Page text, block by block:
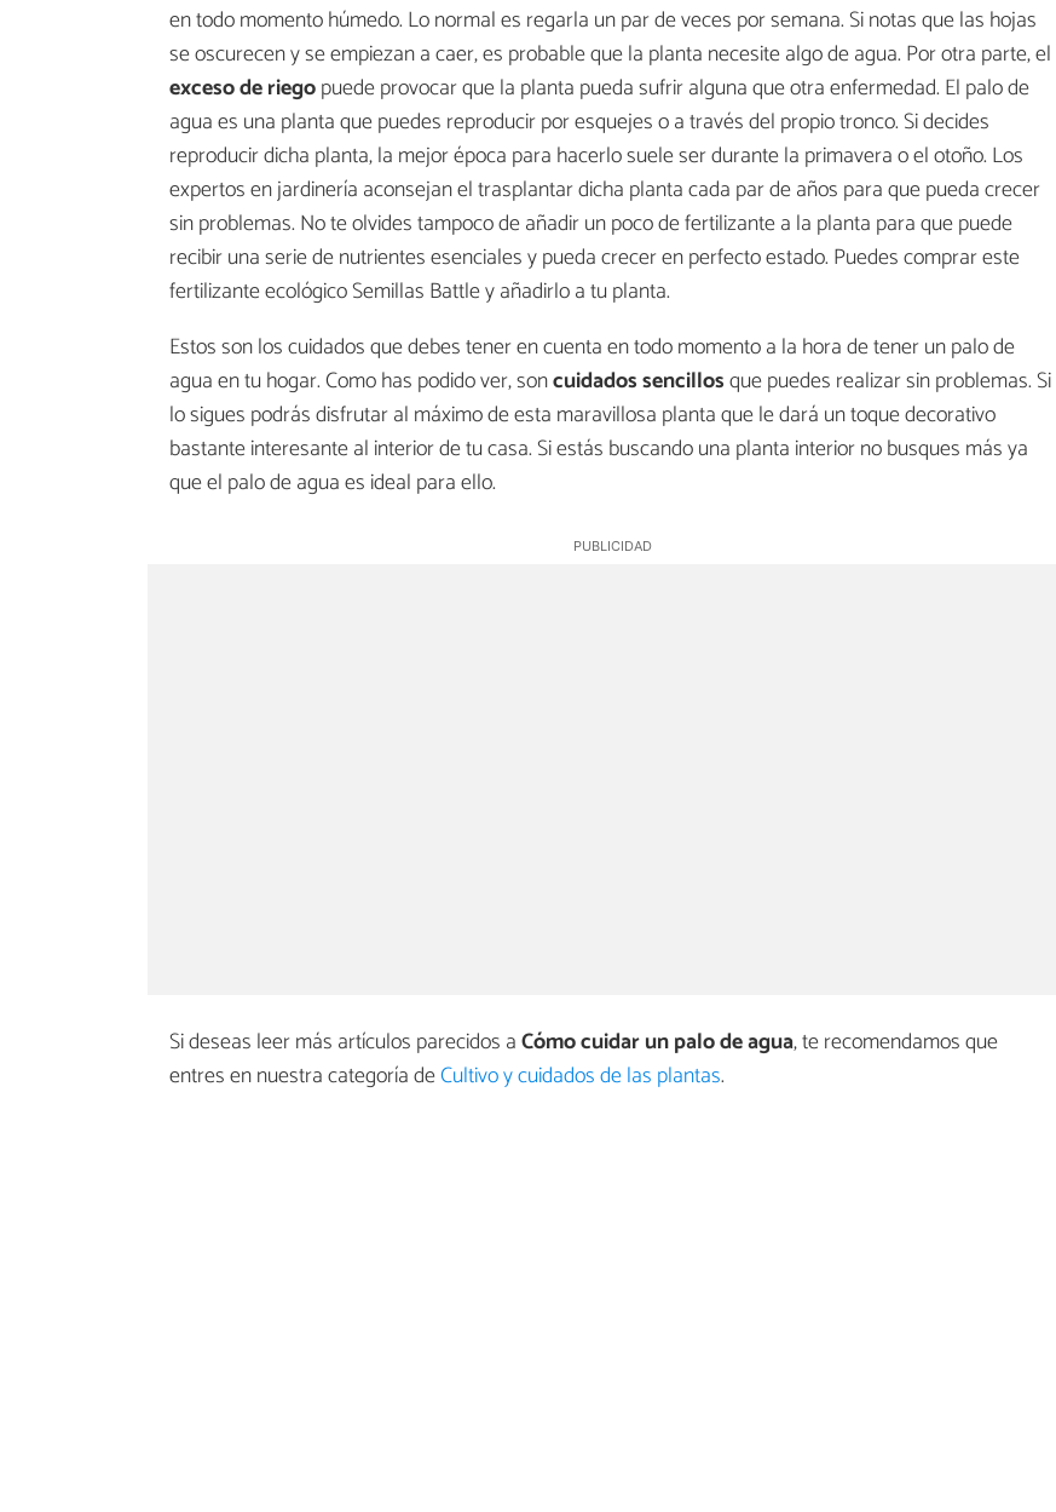
en todo momento húmedo. Lo normal es regarla un par de veces por semana. Si notas que las hojas
se oscurecen y se empiezan a caer, es probable que la planta necesite algo de agua. Por otra parte, el
exceso de riegopuede provocar que la planta pueda sufrir alguna que otra enfermedad. El palo de
agua es una planta que puedes reproducir por esquejes o a través del propio tronco. Si decides
reproducir dicha planta, la mejor época para hacerlo suele ser durante la primavera o el otoño. Los
expertos en jardinería aconsejan el trasplantar dicha planta cada par de años para que pueda crecer
sin problemas. No te olvides tampoco de añadir un poco de fertilizante a la planta para que puede
recibir una serie de nutrientes esenciales y pueda crecer en perfecto estado. Puedes comprar este
fertilizante ecológico Semillas Battle y añadirlo a tu planta.
Estos son los cuidados que debes tener en cuenta en todo momento a la hora de tener un palo de
agua en tu hogar. Como has podido ver, soncuidadossencillosque puedes realizar sin problemas. Si
lo sigues podrás disfrutar al máximo de esta maravillosa planta que le dará un toque decorativo
bastante interesante al interior de tu casa. Si estás buscando una planta interior no busques más ya
que el palo de agua es ideal para ello.
Si deseas leer más artículos parecidos aCómo cuidar un palo de agua, te recomendamos que
entres en nuestra categoría deCultivo y cuidados de las plantas.